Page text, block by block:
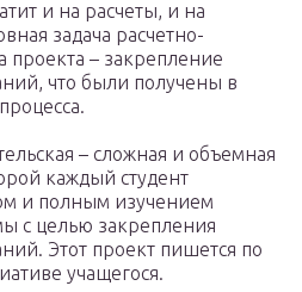
и на расчеты, и на
задача расчетно-
проекта – закрепление
что были получены в
– сложная и объемная
каждый студент
и полным изучением
с целью закрепления
Этот проект пишется по
учащегося.